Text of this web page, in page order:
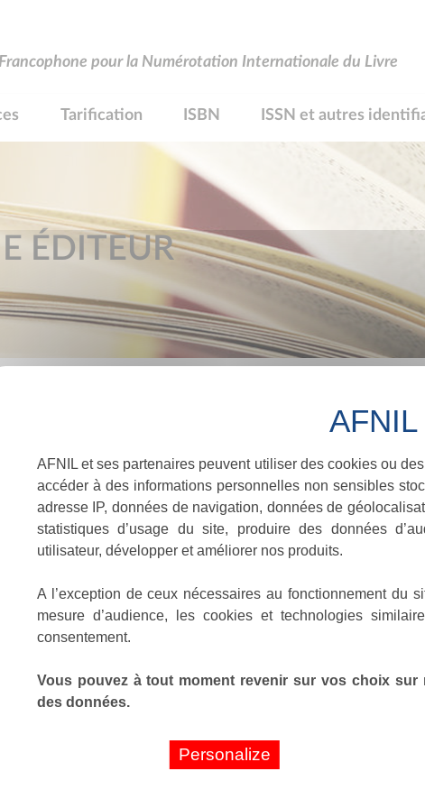
pour la Numérotation Internationale du Livre
Tarification ISBN ISSN et autres
ÉDITEUR
AFNIL et ses partenaires peuvent utiliser des cookies ou
accéder à des informations personnelles non sensibles
adresse IP, données de navigation, données de
statistiques d’usage du site, produire des données
utilisateur, développer et améliorer nos produits.
A l’exception de ceux nécessaires au fonctionnement du
mesure d’audience, les cookies et technologies
consentement.
Vous pouvez à tout moment revenir sur vos choix
des données.
Personalize